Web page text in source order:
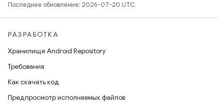
Последнее обновление: 2026-07-20 UTC.
РАЗРАБОТКА
Хранилище Android Repository
Требования
Как скачать код
Предпросмотр исполняемых файлов